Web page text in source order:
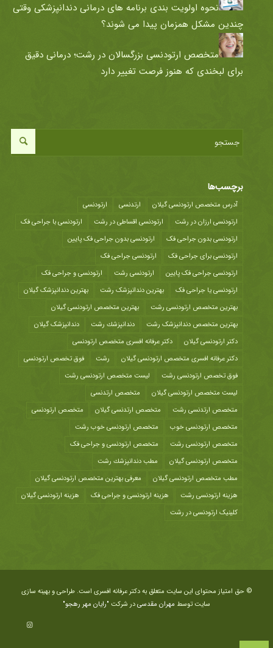
نحوه اولویت بندی برنامه های درمانی دندانپزشکی وقتی
چندین مشکل همزمان پیدا می شوند؟
متخصص ارتودنسی بزرگسالان در رشت؛ درمانی دقیق
برای لبخندی که هنوز فرصت تغییر دارد
برچسب‌ها
آدرس متخصص ارتودنسی گیلان ارتدنسی
ارتودنسی
ارتودنسی ارزان در رشت
ارتودنسی اقساطی در رشت
ارتودنسی با جراحی فک
ارتودنسی بدون جراحی فک
ارتودنسی بدون جراحی فک پایین
ارتودنسی برای جراحی فک
ارتودنسی جراحی فک
ارتودنسی جراحی فک پایین
ارتودنسی رشت
ارتودنسی و جراحی فک
ارتودنسی یا جراحی فک
بهترین دندانپزشک رشت
بهترین دندانپزشک گیلان
بهترین متخصص ارتودنسی رشت
بهترین متخصص ارتودنسی گیلان
بهترین متخصص دندانپزشک رشت
دندانپزشك رشت
دندانپزشک گیلان
دکتر ارتودنسی گیلان
دکتر عرفانه افسری متخصص ارتودنسی
دکتر عرفانه افسری متخصص ارتودنسی گیلان
رشت
فوق تخصص ارتودنسی
فوق تخصص ارتودنسی رشت
لیست متخصص ارتودنسی رشت
لیست متخصص ارتودنسی گیلان
متخصص ارتدنسی
متخصص ارتدنسی رشت
متخصص ارتدنسی گیلان
متخصص ارتودنسی
متخصص ارتودنسی خوب
متخصص ارتودنسی خوب رشت
متخصص ارتودنسی رشت
متخصص ارتودنسی و جراحی فک
متخصص ارتودنسی گیلان
مطب دندانپزشك رشت
مطب متخصص ارتودنسی گیلان
معرفی بهترین متخصص ارتودنسی گیلان
هزينه ارتودنسی رشت
هزینه ارتودنسی و جراحی فک
هزینه ارتودنسی گیلان
کلینیک ارتودنسی در رشت
© حق امتیاز محتوای این سایت متعلق به دکتر عرفانه افسری است. طراحی و بهینه سازی
سایت توسط مهران مقدسیدر شرکت "رایان مهر رهجو"